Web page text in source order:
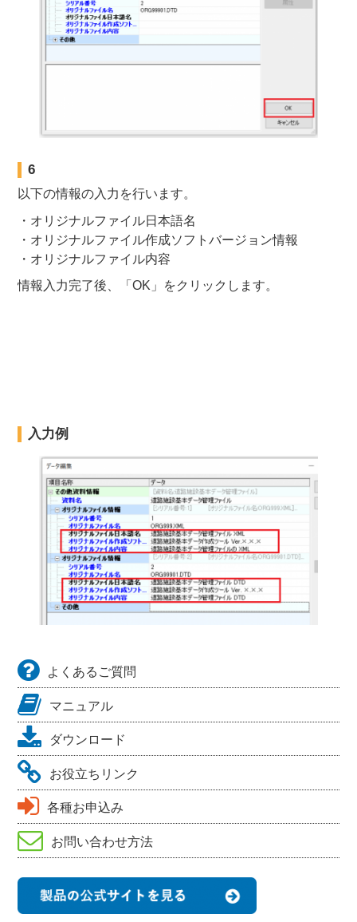
6
以下の情報の入力を行います。
・オリジナルファイル日本語名
・オリジナルファイル作成ソフトバージョン情報
・オリジナルファイル内容
情報入力完了後、「OK」をクリックします。
入力例
よくあるご質問
マニュアル
ダウンロード
お役立ちリンク
各種お申込み
お問い合わせ方法